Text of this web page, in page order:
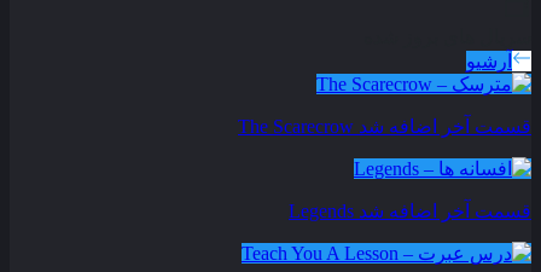
آرشیو
قسمت آخر اضافه شد The Scarecrow
قسمت آخر اضافه شد Legends